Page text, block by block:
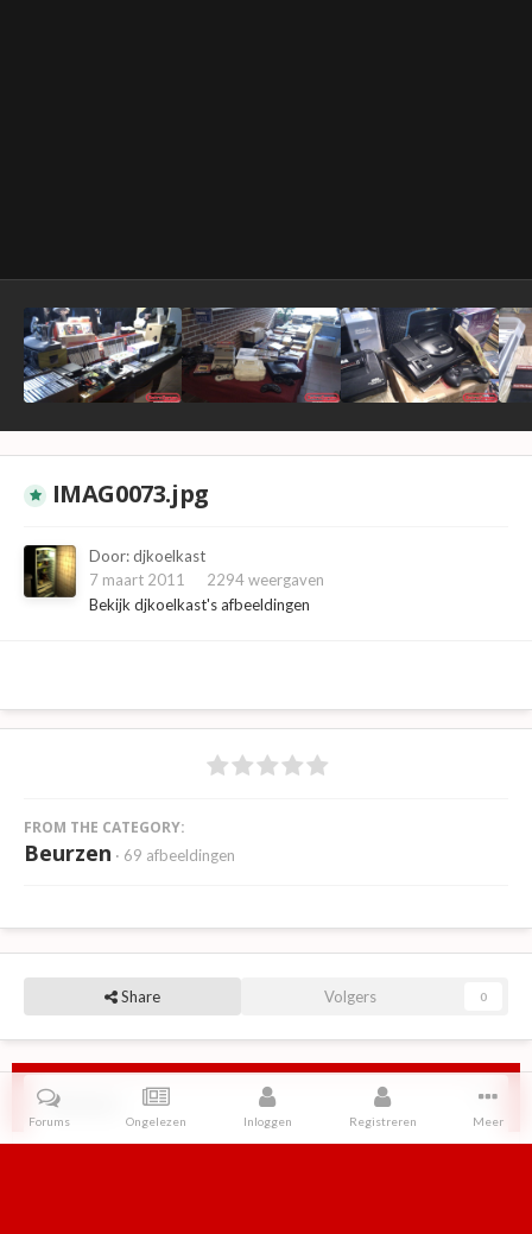
IMAG0073.jpg
Door:djkoelkast
7 maart 2011
2294 weergaven
Bekijk djkoelkast's afbeeldingen
FROM THE CATEGORY:
Beurzen · 69 afbeeldingen
Share Volgers 0
Reviews
Forums Ongelezen Inloggen Registreren Meer